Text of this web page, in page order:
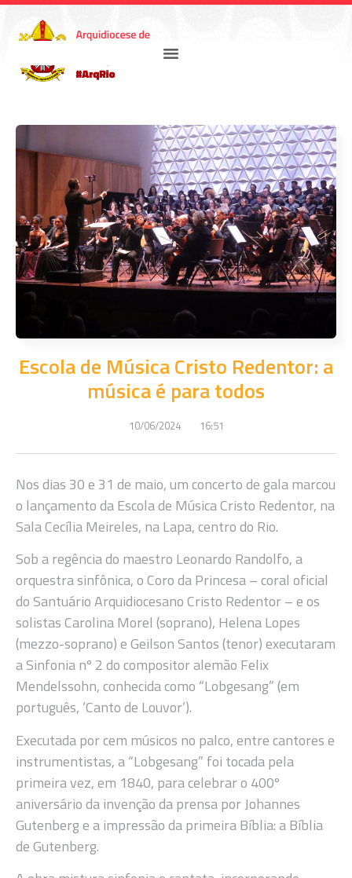
Escola de Música Cristo Redentor: a
música é para todos
10/06/2024 16:51
Nos dias 30 e 31 de maio, um concerto de gala marcou
o lançamento da Escola de Música Cristo Redentor, na
Sala Cecília Meireles, na Lapa, centro do Rio.
Sob a regência do maestro Leonardo Randolfo, a
orquestra sinfônica, o Coro da Princesa – coral oficial
do Santuário Arquidiocesano Cristo Redentor – e os
solistas Carolina Morel (soprano), Helena Lopes
(mezzo-soprano) e Geilson Santos (tenor) executaram
a Sinfonia nº 2 do compositor alemão Felix
Mendelssohn, conhecida como “Lobgesang” (em
português, ‘Canto de Louvor’).
Executada por cem músicos no palco, entre cantores e
instrumentistas, a “Lobgesang” foi tocada pela
primeira vez, em 1840, para celebrar o 400º
aniversário da invenção da prensa por Johannes
Gutenberg e a impressão da primeira Bíblia: a Bíblia
de Gutenberg.